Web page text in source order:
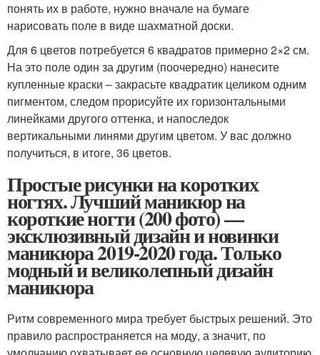
понять их в работе, нужно вначале на бумаге
нарисовать поле в виде шахматной доски.
Для 6 цветов потребуется 6 квадратов примерно 2×2 см.
На это поле один за другим (поочередно) нанесите
купленные краски – закрасьте квадратик целиком одним
пигментом, следом прорисуйте их горизонтальными
линейками другого оттенка, и напоследок
вертикальными линями другим цветом. У вас должно
получиться, в итоге, 36 цветов.
Простые рисунки на коротких
ногтях. Лучший маникюр на
короткие ногти (200 фото) —
эксклюзивный дизайн и новинки
маникюра 2019-2020 года. Только
модный и великолепный дизайн
маникюра
Ритм современного мира требует быстрых решений. Это
правило распространяется на моду, а значит, по